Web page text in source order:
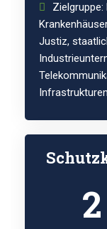
Zielgruppe:
Justiz,
2